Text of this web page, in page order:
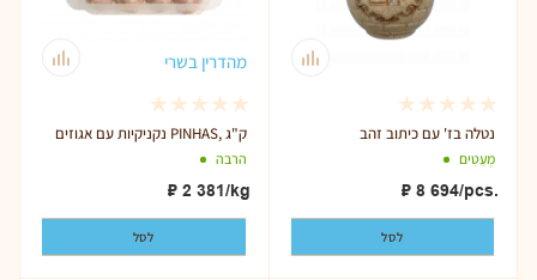
מהדרין בשרי
נקניקיות עם אגוזים PINHAS, ק"ג
הרבה
₽ 2 381/kg
לסל
נטלה בז' עם כיתוב זהב
מְעַטִים
₽ 8 694/pcs.
לסל